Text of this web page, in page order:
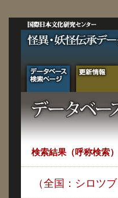
検索結果（呼称検索）
（全国：シロツブ